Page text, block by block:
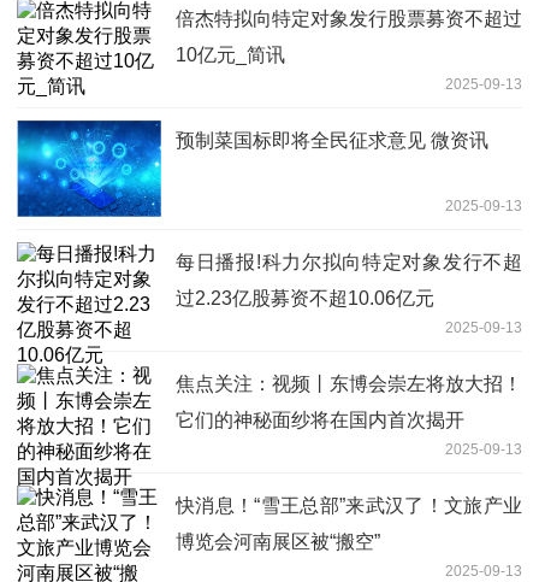
倍杰特拟向特定对象发行股票募资不超过
10亿元_简讯
2025-09-13
预制菜国标即将全民征求意见 微资讯
2025-09-13
每日播报!科力尔拟向特定对象发行不超
过2.23亿股募资不超10.06亿元
2025-09-13
焦点关注：视频丨东博会崇左将放大招！
它们的神秘面纱将在国内首次揭开
2025-09-13
快消息！“雪王总部”来武汉了！文旅产业
博览会河南展区被“搬空”
2025-09-13